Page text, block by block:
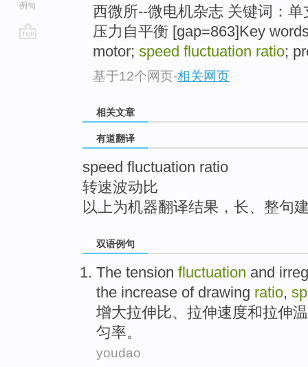
例句
西微所--微电机杂志 关键词：
压力自平衡 [gap=863]Key
motor; speed fluctuation ratio;
基于12个网页-相关网页
相关文章
有道翻译
speed fluctuation ratio
转速波动比
以上为机器翻译结果，长、整句
双语例句
The tension fluctuation and
the increase of drawing ratio,
增大拉伸比、 拉伸速度和拉伸
匀率。
youdao